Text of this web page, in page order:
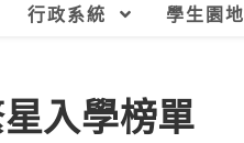
行政系統 學生園地
入學榜單